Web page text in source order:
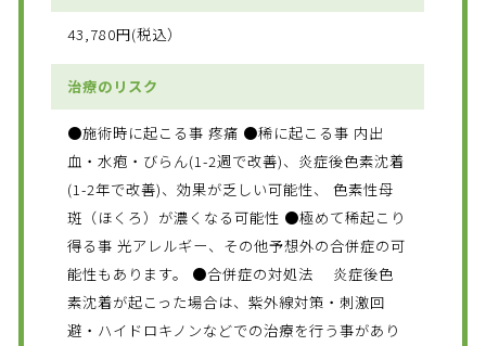
43,780円(税込）
治療のリスク
●施術時に起こる事 疼痛 ●稀に起こる事 内出
血・水疱・びらん(1-2週で改善)、炎症後色素沈着
(1-2年で改善)、効果が乏しい可能性、 色素性母
斑（ほくろ）が濃くなる可能性 ●極めて稀起こり
得る事 光アレルギー、その他予想外の合併症の可
能性もあります。 ●合併症の対処法 炎症後色
素沈着が起こった場合は、紫外線対策・刺激回
避・ハイドロキノンなどでの治療を行う事があり